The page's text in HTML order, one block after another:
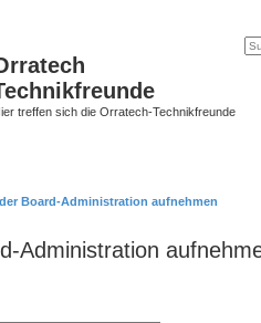
treffen sich die Orratech-Technikfreunde
Board-Administration aufnehmen
Administration